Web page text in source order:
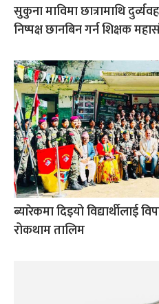
सुकुना माविमा छात्रामाथि
निष्पक्ष छानबिन गर्न शिक्षक
ब्यारेकमा दिइयो विद्यार्थीलाई
रोकथाम तालिम